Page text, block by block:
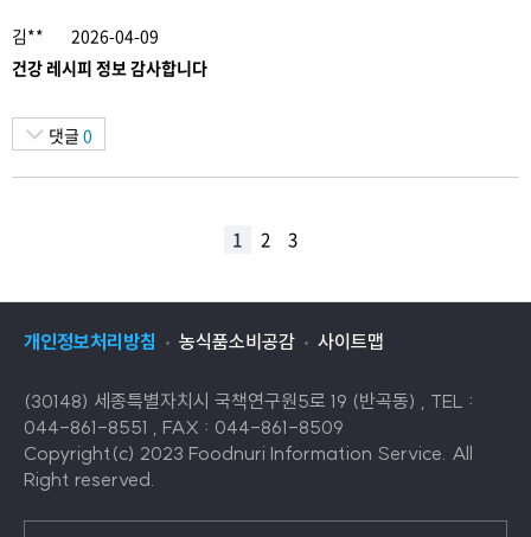
김**
2026-04-09
건강 레시피 정보 감사합니다
댓글 0
1 2 3
개인정보처리방침 농식품소비공감 사이트맵
(30148) 세종특별자치시 국책연구원5로 19 (반곡동) , TEL :
044-861-8551 , FAX : 044-861-8509
Copyright(c) 2023 Foodnuri Information Service. All
Right reserved.